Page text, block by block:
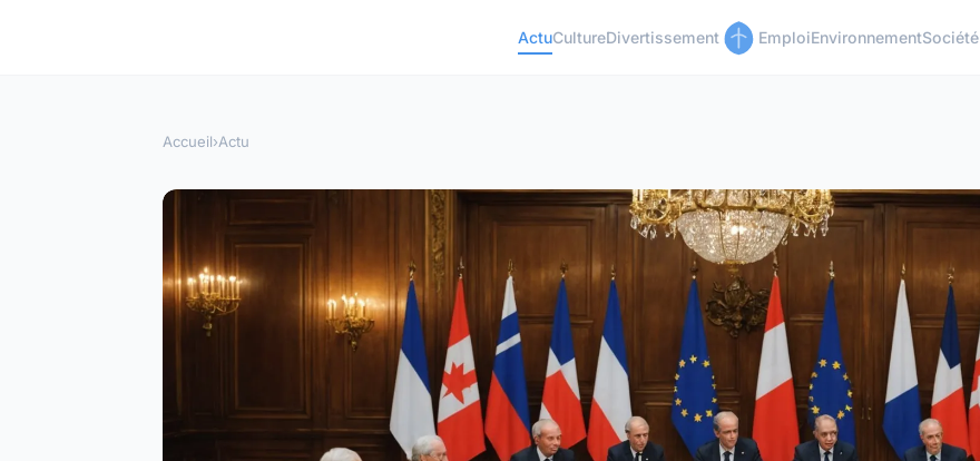
ActuCultureDivertissement EmploiEnvironnementSociété
Accueil›Actu